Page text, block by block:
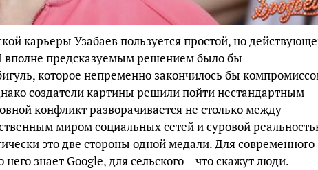
карьеры Узабаев пользуется простой, но
вполне предсказуемым решением было бы
которое непременно закончилось бы
создатели картины решили пойти нестандартным
конфликт разворачивается не столько между
миром социальных сетей и суровой
это две стороны одной медали. Для современного
знает Google, для сельского – что скажут люди.